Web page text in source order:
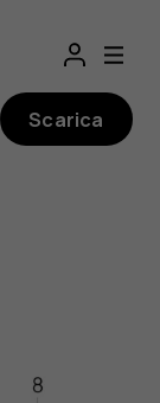
Scarica